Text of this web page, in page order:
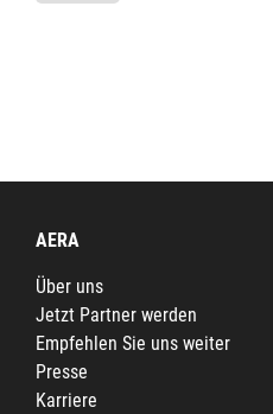
AERA
Über uns
Jetzt Partner werden
Empfehlen Sie uns weiter
Presse
Karriere